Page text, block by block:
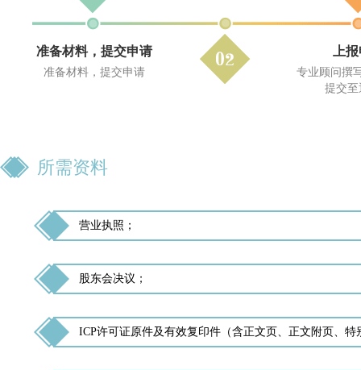
准备材料，提交申请
准备材料，提交申请
上
专业顾问撰
提交
所需资料
营业执照；
股东会决议；
ICP许可证原件及有效复印件（含正文页、正文附页、